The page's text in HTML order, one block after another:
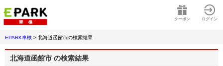
クーポン ログイン
EPARK車検 > 北海道函館市の検索結果
北海道函館市 の検索結果